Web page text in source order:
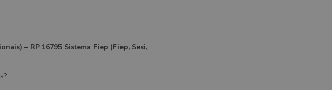
– RP 16795 Sistema Fiep (Fiep, Sesi,